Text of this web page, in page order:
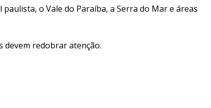
o Vale do Paraíba, a Serra do Mar e áreas
devem redobrar atenção.